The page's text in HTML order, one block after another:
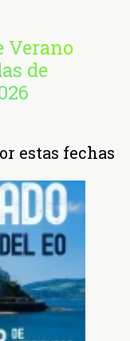
Verano
de
estas fechas